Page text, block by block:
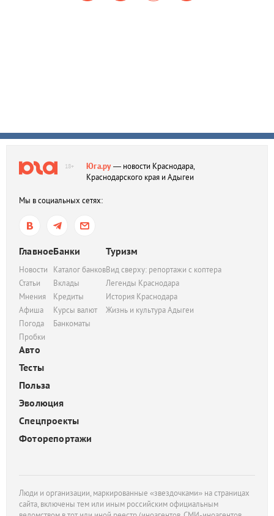
18+ Юга.ру— новости Краснодара,
Краснодарского края и Адыгеи
Мы в социальных сетях:
Главное
Новости
Статьи
Мнения
Афиша
Погода
Пробки
Банки
Каталог банков
Вклады
Кредиты
Курсы валют
Банкоматы
Туризм
Вид сверху: репортажи с коптера
Легенды Краснодара
История Краснодара
Жизнь и культура Адыгеи
Авто
Тесты
Польза
Эволюция
Спецпроекты
Фоторепортажи
Люди и организации, маркированные «звездочками» на страницах
сайта, включены тем или иным российским официальным